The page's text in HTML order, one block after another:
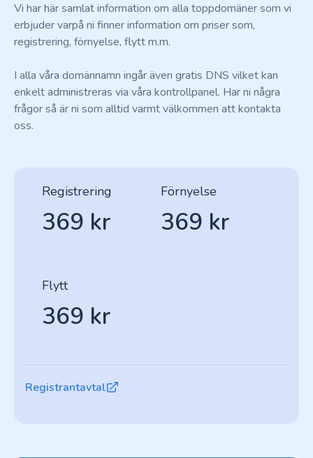
Vi har här samlat information om alla toppdomäner som vi
erbjuder varpå ni finner information om priser som,
registrering, förnyelse, flytt m.m.
I alla våra domännamn ingår även gratis DNS vilket kan
enkelt administreras via våra kontrollpanel. Har ni några
frågor så är ni som alltid varmt välkommen att kontakta
oss.
Registrering
369 kr
Förnyelse
369 kr
Flytt
369 kr
Registrantavtal